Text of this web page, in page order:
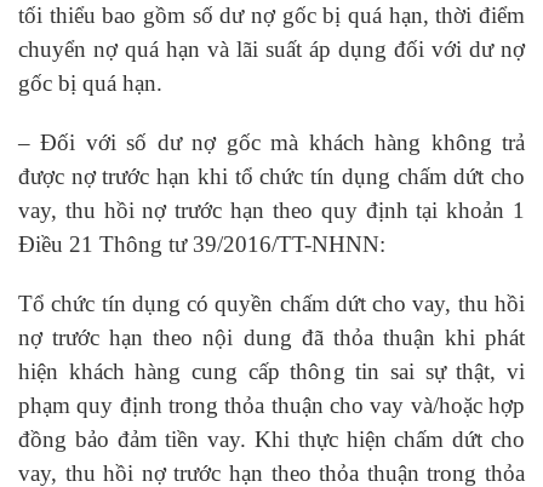
tối thiểu bao gồm số dư nợ gốc bị quá hạn, thời điểm
chuyển nợ quá hạn và lãi suất áp dụng đối với dư nợ
gốc bị quá hạn.
– Đối với số dư nợ gốc mà khách hàng không trả
được nợ trước hạn khi tổ chức tín dụng chấm dứt cho
vay, thu hồi nợ trước hạn theo quy định tại khoản 1
Điều 21 Thông tư 39/2016/TT-NHNN:
Tổ chức tín dụng có quyền chấm dứt cho vay, thu hồi
nợ trước hạn theo nội dung đã thỏa thuận khi phát
hiện khách hàng cung cấp thông tin sai sự thật, vi
phạm quy định trong thỏa thuận cho vay và/hoặc hợp
đồng bảo đảm tiền vay. Khi thực hiện chấm dứt cho
vay, thu hồi nợ trước hạn theo thỏa thuận trong thỏa